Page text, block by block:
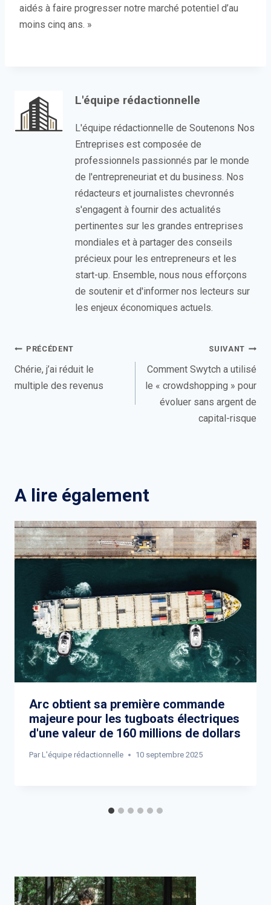
aidés à faire progresser notre marché potentiel d’au
moins cinq ans. »
L'équipe rédactionnelle
L'équipe rédactionnelle de Soutenons Nos
Entreprises est composée de
professionnels passionnés par le monde
de l'entrepreneuriat et du business. Nos
rédacteurs et journalistes chevronnés
s'engagent à fournir des actualités
pertinentes sur les grandes entreprises
mondiales et à partager des conseils
précieux pour les entrepreneurs et les
start-up. Ensemble, nous nous efforçons
de soutenir et d'informer nos lecteurs sur
les enjeux économiques actuels.
Navigation
de
l’article
PRÉCÉDENT
Chérie, j’ai réduit le
multiple des revenus
SUIVANT
Comment Swytch a utilisé
le « crowdshopping » pour
évoluer sans argent de
capital-risque
A lire également
Arc obtient sa première commande
majeure pour les tugboats électriques
d'une valeur de 160 millions de dollars
Par L'équipe rédactionnelle 10 septembre 2025